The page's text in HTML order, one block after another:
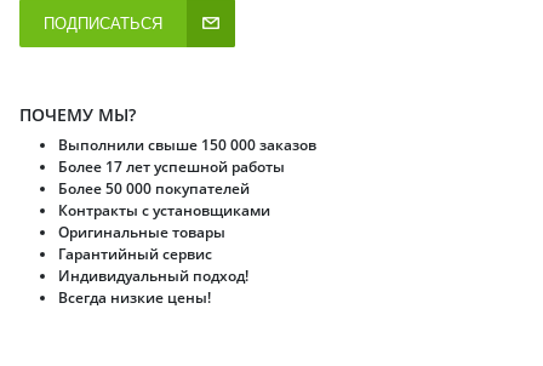
ПОДПИСАТЬСЯ
ПОЧЕМУ МЫ?
Выполнили свыше 150 000 заказов
Более 17 лет успешной работы
Более 50 000 покупателей
Контракты с установщиками
Оригинальные товары
Гарантийный сервис
Индивидуальный подход!
Всегда низкие цены!